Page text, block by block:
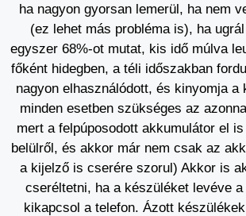
ha nagyon gyorsan lemerül, ha nem
(ez lehet más probléma is), ha
egyszer 68%-ot mutat, kis idő múlva
főként hidegben, a téli időszakban
nagyon elhasználódott, és kinyomja a
minden esetben szükséges az
mert a felpúposodott akkumulátor el
belülről, és akkor már nem csak az
a kijelző is cserére szorul) Akkor is
cseréltetni, ha a készüléket levéve
kikapcsol a telefon. Ázott